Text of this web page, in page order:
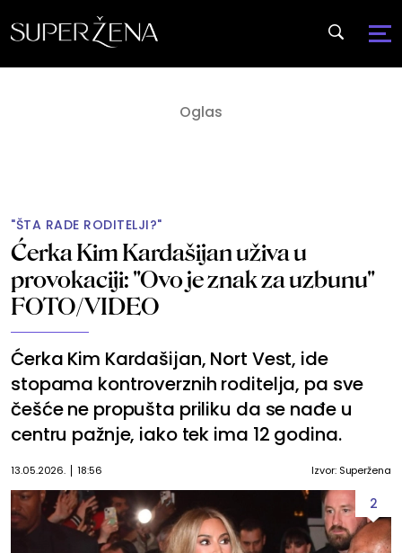
"ŠTA RADE RODITELJI?"
Ćerka Kim Kardašijan uživa u
provokaciji: "Ovo je znak za uzbunu"
FOTO/VIDEO
Ćerka Kim Kardašijan, Nort Vest, ide
stopama kontroverznih roditelja, pa sve
češće ne propušta priliku da se nađe u
centru pažnje, iako tek ima 12 godina.
13.05.2026. 18:56 Izvor: Superžena
2